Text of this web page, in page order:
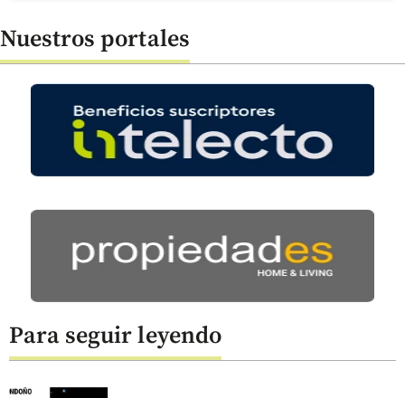
Nuestros portales
Para seguir leyendo